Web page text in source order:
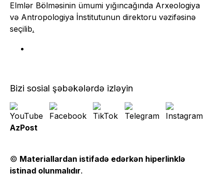
Elmlər Bölməsinin ümumi yığıncağında Arxeologiya
və Antropologiya İnstitutunun direktoru vəzifəsinə
seçilib.
Bizi sosial şəbəkələrdə izləyin
AzPost
© Materiallardan istifadə edərkən hiperlinklə
istinad olunmalıdır.